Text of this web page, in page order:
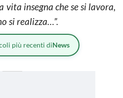
vita insegna che se si lavora,
si realizza…”.
più recenti diNews